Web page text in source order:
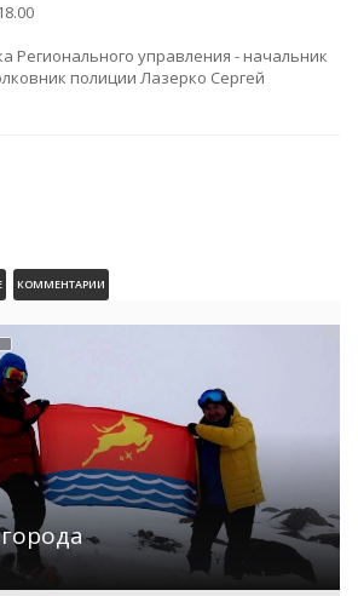
Регионального управления - начальник
полиции Лазерко Сергей
КОММЕНТАРИИ